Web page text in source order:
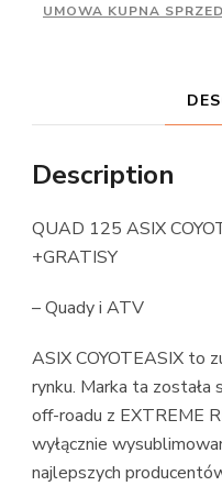
UMOWA KUPNA
Description
QUAD 125 ASIX
+GRATISY
– Quady i ATV
ASIX COYOTEASIX to
rynku. Marka ta
off-roadu z EXTREME
wyłącznie
najlepszych